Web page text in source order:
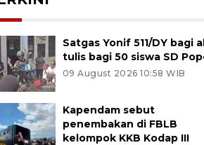
Satgas Yonif 511/DY bagi
tulis bagi 50 siswa SD
09 August 2026 10:58 WIB
Kapendam sebut
penembakan di FBLB
kelompok KKB Kodap III